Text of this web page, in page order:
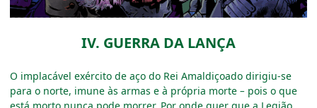
IV. GUERRA DA LANÇA
O implacável exército de aço do Rei Amaldiçoado dirigiu-se
para o norte, imune às armas e à própria morte – pois o que